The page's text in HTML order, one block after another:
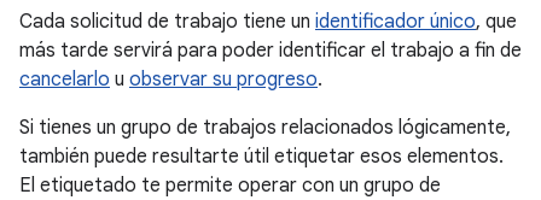
Cada solicitud de trabajo tiene un identificador único, que
más tarde servirá para poder identificar el trabajo a fin de
cancelarlo u observar su progreso.
Si tienes un grupo de trabajos relacionados lógicamente,
también puede resultarte útil etiquetar esos elementos.
El etiquetado te permite operar con un grupo de